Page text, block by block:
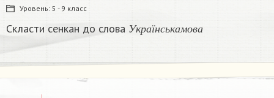
Уровень: 5 - 9 класс
Скласти сенкан до слова У кр а ї н с ькам о в а
Ук їн